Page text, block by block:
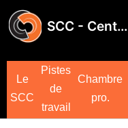
SCC - Centre d'Aide
Le
SCC
Pistes
de
travail
Chambre
pro.